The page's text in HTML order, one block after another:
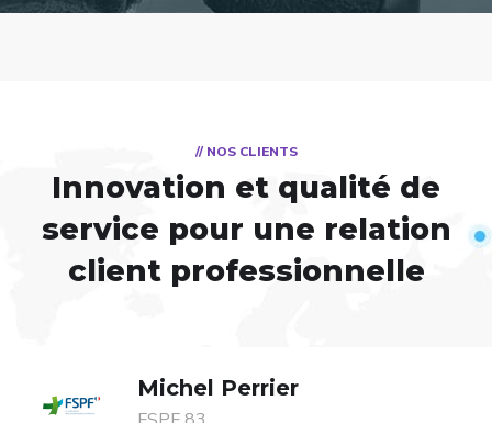
// NOS CLIENTS
Innovation et qualité de
service pour une relation
client professionnelle
Michel Perrier